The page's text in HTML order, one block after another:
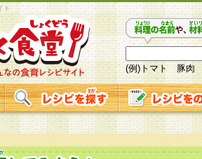
ト
(例)トマト 豚肉